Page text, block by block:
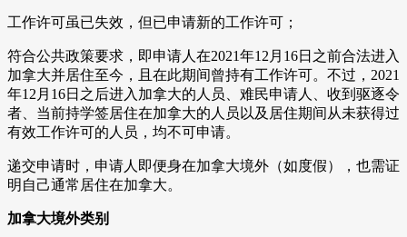
工作许可虽已失效，但已申请新的工作许可；
符合公共政策要求，即申请人在2021年12月16日之前合法进入
加拿大并居住至今，且在此期间曾持有工作许可。不过，2021
年12月16日之后进入加拿大的人员、难民申请人、收到驱逐令
者、当前持学签居住在加拿大的人员以及居住期间从未获得过
有效工作许可的人员，均不可申请。
递交申请时，申请人即便身在加拿大境外（如度假），也需证
明自己通常居住在加拿大。
加拿大境外类别